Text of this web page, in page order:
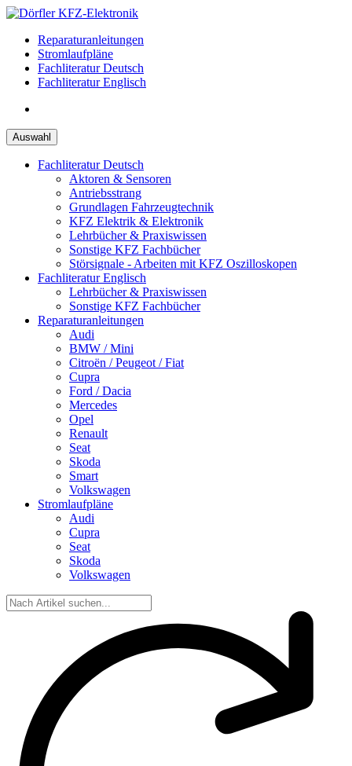
Zum
springenReparaturanleitungen
Stromlaufpläne
Fachliteratur Deutsch
Fachliteratur Englisch
Auswahl
Fachliteratur Deutsch
Aktoren & Sensoren
Antriebsstrang
Grundlagen Fahrzeugtechnik
KFZ Elektrik & Elektronik
Lehrbücher & Praxiswissen
Sonstige KFZ Fachbücher
Störsignale - Arbeiten mit KFZ Oszilloskopen
Fachliteratur Englisch
Lehrbücher & Praxiswissen
Sonstige KFZ Fachbücher
Reparaturanleitungen
Audi
BMW / Mini
Citroën / Peugeot / Fiat
Cupra
Ford / Dacia
Mercedes
Opel
Renault
Seat
Skoda
Smart
Volkswagen
Stromlaufpläne
Audi
Cupra
Seat
Skoda
Volkswagen